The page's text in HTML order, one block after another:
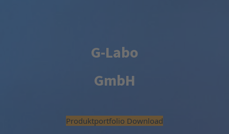
G-Labo
GmbH
Produktportfolio Download